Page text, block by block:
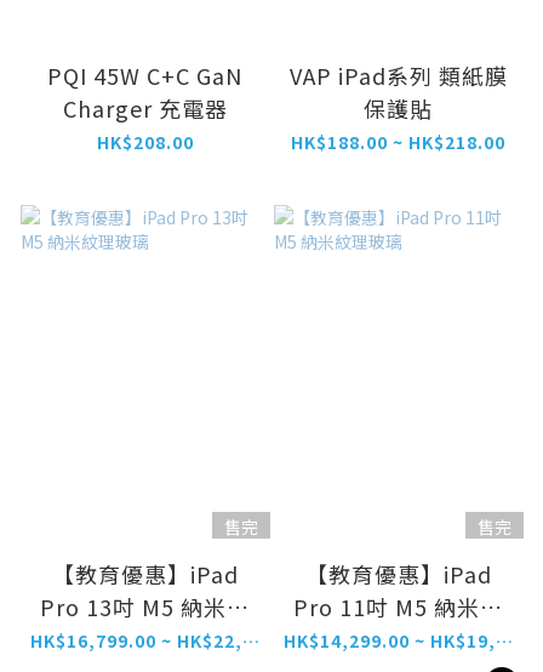
PQI 45W C+C GaN
Charger 充電器
HK$208.00
VAP iPad系列 類紙膜
保護貼
HK$188.00 ~ HK$218.00
售完
【教育優惠】iPad
Pro 13吋 M5 納米紋
理玻璃
HK$16,799.00 ~ HK$22,399.00
售完
【教育優惠】iPad
Pro 11吋 M5 納米紋
理玻璃
HK$14,299.00 ~ HK$19,899.00